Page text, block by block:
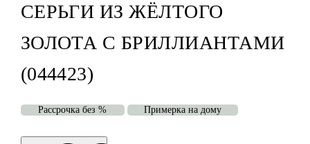
СЕРЬГИ ИЗ ЖЁЛТОГО
ЗОЛОТА С БРИЛЛИАНТАМИ
(044423)
Рассрочка без % Примерка на дому